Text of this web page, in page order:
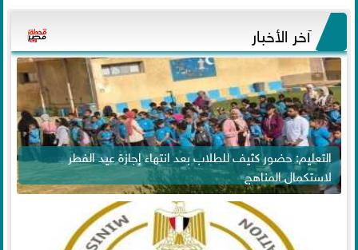
آخر الأخبار
التعليم: حضور كثيف للطلاب بعد انتهاء إجازة عيد الفطر
لاستكمال المناهج